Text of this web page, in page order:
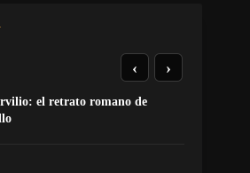
el retrato romano de
‹ ›